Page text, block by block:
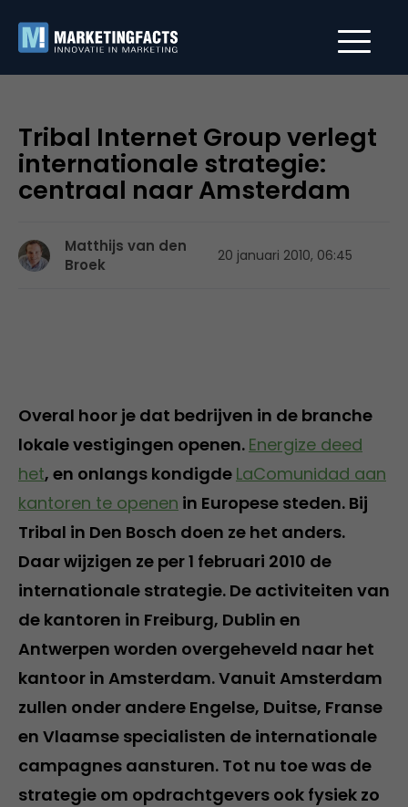
Tribal Internet Group verlegt
internationale strategie:
centraal naar Amsterdam
Matthijs van den
Broek
20 januari 2010, 06:45
Overal hoor je dat bedrijven in de branche
lokale vestigingen openen. Energize deed
het, en onlangs kondigde LaComunidad aan
kantoren te openen in Europese steden. Bij
Tribal in Den Bosch doen ze het anders.
Daar wijzigen ze per 1 februari 2010 de
internationale strategie. De activiteiten van
de kantoren in Freiburg, Dublin en
Antwerpen worden overgeheveld naar het
kantoor in Amsterdam. Vanuit Amsterdam
zullen onder andere Engelse, Duitse, Franse
en Vlaamse specialisten de internationale
campagnes aansturen. Tot nu toe was de
strategie om opdrachtgevers ook fysiek zo